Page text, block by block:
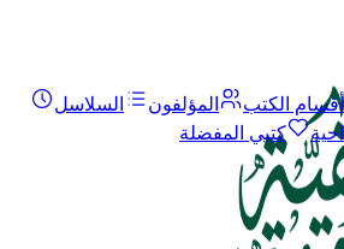
أقسام الكتب المؤلفون
السلاسل
كتبي المفضلة